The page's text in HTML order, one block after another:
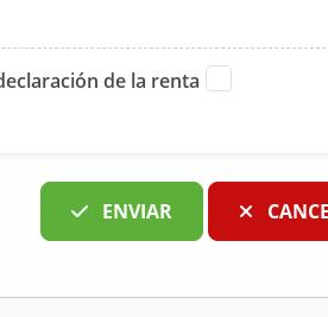
de la renta
ENVIAR